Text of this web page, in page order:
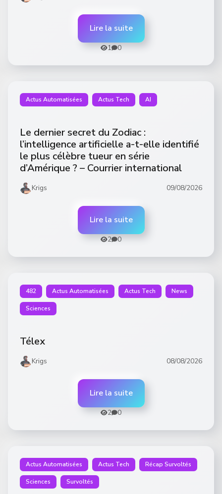
Lire la suite
1 0
Actus Automatisées Actus Tech AI
Le dernier secret du Zodiac :
l’intelligence artificielle a-t-elle identifié
le plus célèbre tueur en série
d’Amérique ? – Courrier international
Krigs 09/08/2026
Lire la suite
2 0
482 Actus Automatisées Actus Tech News
Sciences
Télex
Krigs 08/08/2026
Lire la suite
2 0
Actus Automatisées Actus Tech Récap Survoltés
Sciences Survoltés